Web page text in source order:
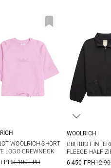
WOOLRICH SHORT
LOGO CREWNECK
ГРН8 100 ГРН
XL
WOOLRICH
СВІТШОТ
FLEECE HALF
6 450 ГРН12